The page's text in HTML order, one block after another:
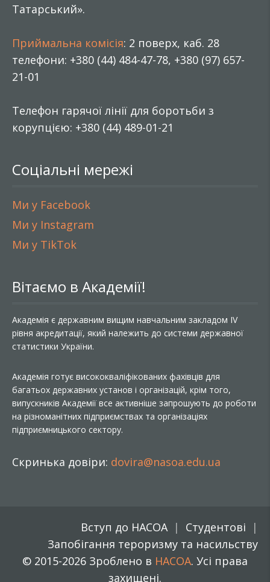
Татарський».
Приймальна комісія: 2 поверх, каб. 28
телефони: +380 (44) 484-47-78, +380 (97) 657-
21-01
Телефон гарячої лінії для боротьби з
корупцією: +380 (44) 489-01-21
Соціальні мережі
Ми у Facebook
Ми у Instagram
Ми у TikTok
Вітаємо в Академії!
Академія є державним вищим навчальним закладом IV
рівня акредитації, який належить до системи державної
статистики України.
Академія готує висококваліфікованих фахівців для
багатьох державних установ і організацій, крім того,
випускників Академії все активніше запрошують до роботи
на різноманітних підприємствах та організаціях
підприємницького сектору.
Скринька довіри: dovira@nasoa.edu.ua
Вступ до НАСОА
Студентові
Запобігання тероризму та насильству
© 2015-2026 Зроблено в НАСОА. Усі права
захищені.